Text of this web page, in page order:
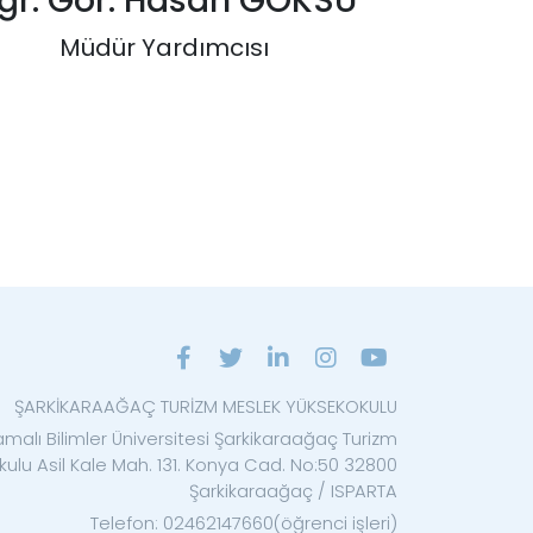
Müdür Yardımcısı
ŞARKİKARAAĞAÇ TURİZM MESLEK YÜKSEKOKULU
Bilimler Üniversitesi Şarkikaraağaç Turizm
Asil Kale Mah. 131. Konya Cad. No:50 32800
Şarkikaraağaç / ISPARTA
Telefon: 02462147660(öğrenci işleri)